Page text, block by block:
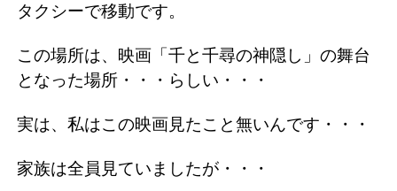
タクシーで移動です。
この場所は、映画「千と千尋の神隠し」の舞台
となった場所・・・らしい・・・
実は、私はこの映画見たこと無いんです・・・
家族は全員見ていましたが・・・